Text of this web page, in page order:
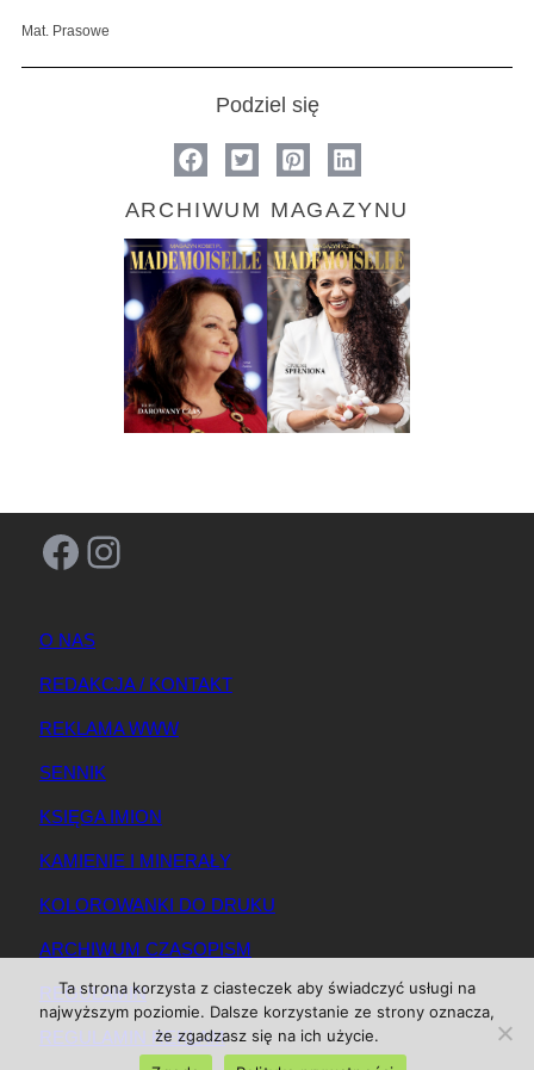
Mat. Prasowe
Podziel się
ARCHIWUM MAGAZYNU
Facebook Instagram
O NAS
REDAKCJA / KONTAKT
REKLAMA WWW
SENNIK
KSIĘGA IMION
KAMIENIE I MINERAŁY
KOLOROWANKI DO DRUKU
ARCHIWUM CZASOPISM
REGULAMIN
REGULAMIN REKLAM
Ta strona korzysta z ciasteczek aby świadczyć usługi na
najwyższym poziomie. Dalsze korzystanie ze strony oznacza,
że zgadzasz się na ich użycie.